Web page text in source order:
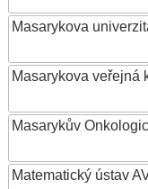
Masarykova
Masarykova veřejná
Masarykův
Matematický ústav